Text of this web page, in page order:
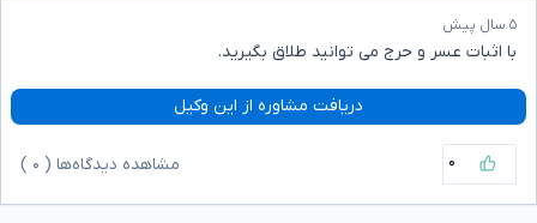
۵ سال پیش
با اثبات عسر و حرج می توانید طلاق بگیرید.
دریافت مشاوره از این وکیل
۰ مشاهده دیدگاه‌ها ( ۰